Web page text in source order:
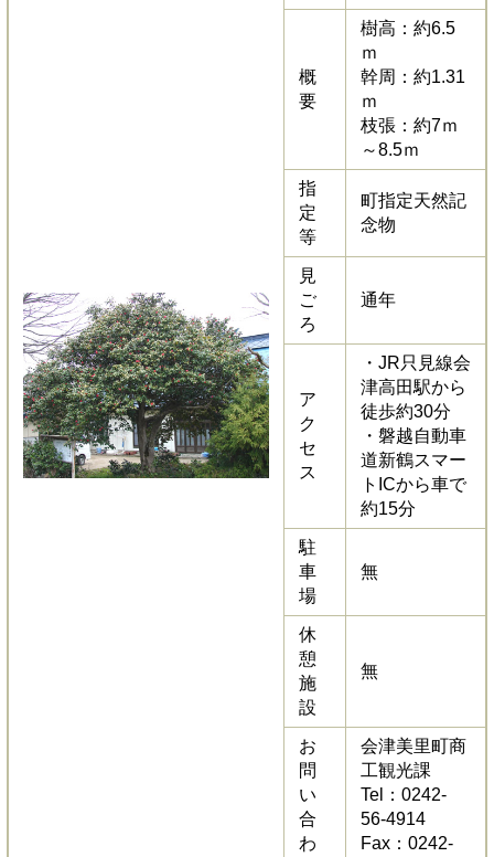
概
要
樹高：約6.5
ｍ
幹周：約1.31
ｍ
枝張：約7ｍ
～8.5ｍ
指
定
等
町指定天然記
念物
見
ご
ろ
通年
ア
ク
セ
ス
・JR只見線会
津高田駅から
徒歩約30分
・磐越自動車
道新鶴スマー
トICから車で
約15分
駐
車
場
無
休
憩
施
設
無
お
問
い
合
わ
会津美里町商
工観光課
Tel：0242-
56-4914
Fax：0242-